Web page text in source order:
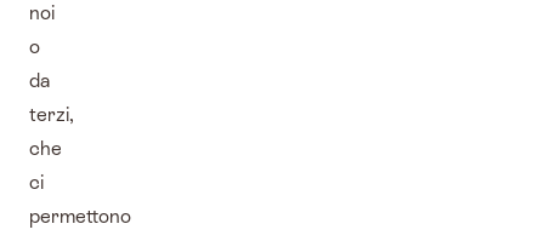
noi
o
da
terzi,
che
ci
permettono